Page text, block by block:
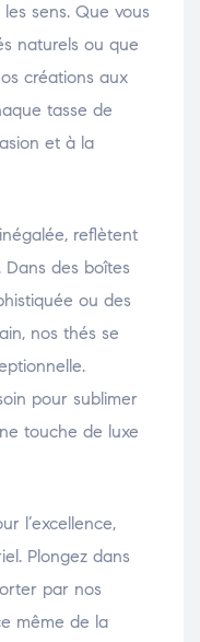
sens. Que vous
naturels ou que
créations aux
tasse de
et à la
reflètent
Dans des boîtes
ou des
nos thés se
pour sublimer
touche de luxe
l’excellence,
Plongez dans
par nos
même de la